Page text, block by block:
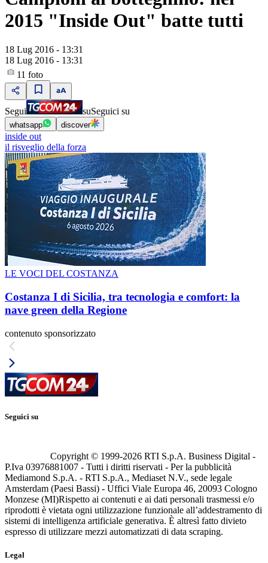
2015 "Inside Out" batte tutti
18 Lug 2016 - 13:31
18 Lug 2016 - 13:31
11 foto
Segui suSeguici su
whatsapp discover
inside out
il risveglio della forza
LE VOCI DEL COSTANZA
Costanza I di Sicilia, tra tecnologia e comfort: la
nave green della Regione
contenuto sponsorizzato
Seguici su
Copyright © 1999-2026 RTI S.p.A. Business Digital -
P.Iva 03976881007 - Tutti i diritti riservati - Per la pubblicità
Mediamond S.p.A. - RTI S.p.A., Mediaset N.V., sede legale
Amsterdam (Paesi Bassi) - Uffici Viale Europa 46, 20093 Cologno
Monzese (MI)Rispetto ai contenuti e ai dati personali trasmessi e/o
riprodotti è vietata ogni utilizzazione funzionale all’addestramento di
sistemi di intelligenza artificiale generativa. È altresì fatto divieto
espresso di utilizzare mezzi automatizzati di data scraping.
Legal